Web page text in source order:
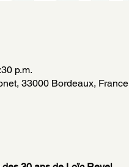
p.m.
33000 Bordeaux, France